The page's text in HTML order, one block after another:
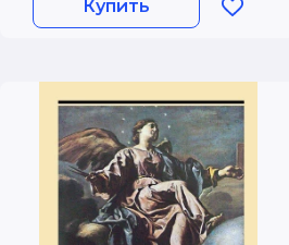
Купить